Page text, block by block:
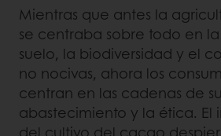
Mientras que antes la
se centraba sobre todo en
suelo, la biodiversidad y el
no nocivas, ahora los
centran en las cadenas de
abastecimiento y la ética. El
del cultivo del cacao